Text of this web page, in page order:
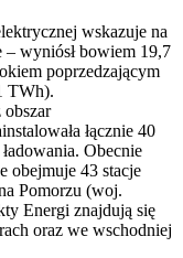
wskazuje na
– wyniósł bowiem 19,7
poprzedzającym
TWh).
łącznie 40
Obecnie
obejmuje 43 stacje
Pomorzu (woj.
Energi znajdują się
oraz we wschodniej